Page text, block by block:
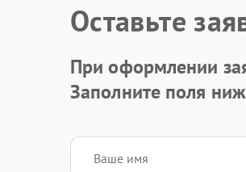
Оставьте
При оформлении
Заполните поля